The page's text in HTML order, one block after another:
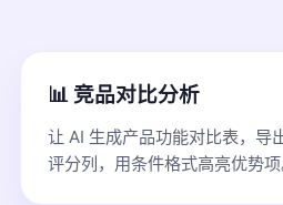
📊 竞品对比分析
让 AI 生成产品功能对比表，导
评分列，用条件格式高亮优势项